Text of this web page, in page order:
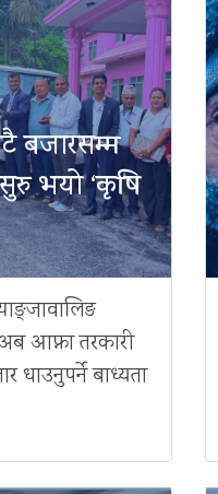
बजारसम्म
भयो ‘कृषि
आफ्ना तरकारी
धाउनुपर्ने बाध्यता